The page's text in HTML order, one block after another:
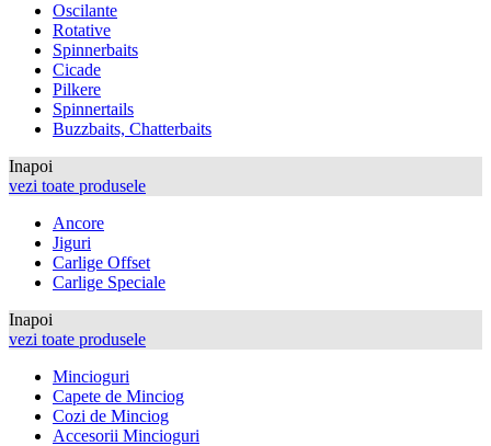
Oscilante
Rotative
Spinnerbaits
Cicade
Pilkere
Spinnertails
Buzzbaits, Chatterbaits
Inapoi
vezi toate produsele
Ancore
Jiguri
Carlige Offset
Carlige Speciale
Inapoi
vezi toate produsele
Mincioguri
Capete de Minciog
Cozi de Minciog
Accesorii Mincioguri